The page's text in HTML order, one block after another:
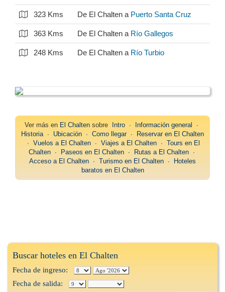
323 Kms De El Chalten a Puerto Santa Cruz
363 Kms De El Chalten a Río Gallegos
248 Kms De El Chalten a Río Turbio
Ver más en El Chalten sobre Intro ∙ Información general
∙
Historia ∙ Ubicación ∙ Como llegar∙
Reservar en El Chalten
∙ Vuelos a El Chalten ∙ Viajes a El Chalten ∙ Tours en El
Chalten∙ Paseos en El Chalten∙ Rutas a El Chalten∙
Acceso a El Chalten ∙ Turismo en El Chalten ∙
Hoteles
baratos en El Chalten
Buscar hoteles en El Chalten
Fecha de ingreso:
Fecha de salida: